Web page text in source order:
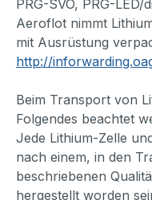
PRG-SVO, PRG-LED/
Aeroflot nimmt
mit Ausrüstung
http://
Beim Transport von
Folgendes beachtet
Jede Lithium-Zelle
nach einem, in den
beschriebenen
hergestellt worden